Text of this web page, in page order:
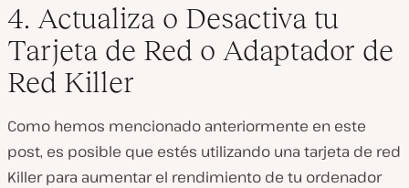
4. Actualiza o Desactiva tu
Tarjeta de Red o Adaptador de
Red Killer
Como hemos mencionado anteriormente en este
post, es posible que estés utilizando una tarjeta de red
Killer para aumentar el rendimiento de tu ordenador